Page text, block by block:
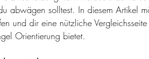
abwägen solltest. In diesem Artikel
und dir eine nützliche
Orientierung bietet.